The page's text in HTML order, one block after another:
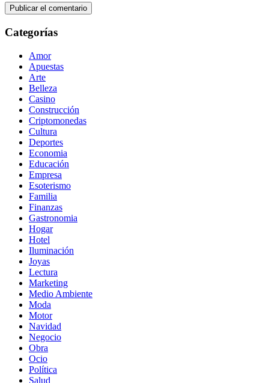
Categorías
Amor
Apuestas
Arte
Belleza
Casino
Construcción
Criptomonedas
Cultura
Deportes
Economia
Educación
Empresa
Esoterismo
Familia
Finanzas
Gastronomia
Hogar
Hotel
Iluminación
Joyas
Lectura
Marketing
Medio Ambiente
Moda
Motor
Navidad
Negocio
Obra
Ocio
Política
Salud